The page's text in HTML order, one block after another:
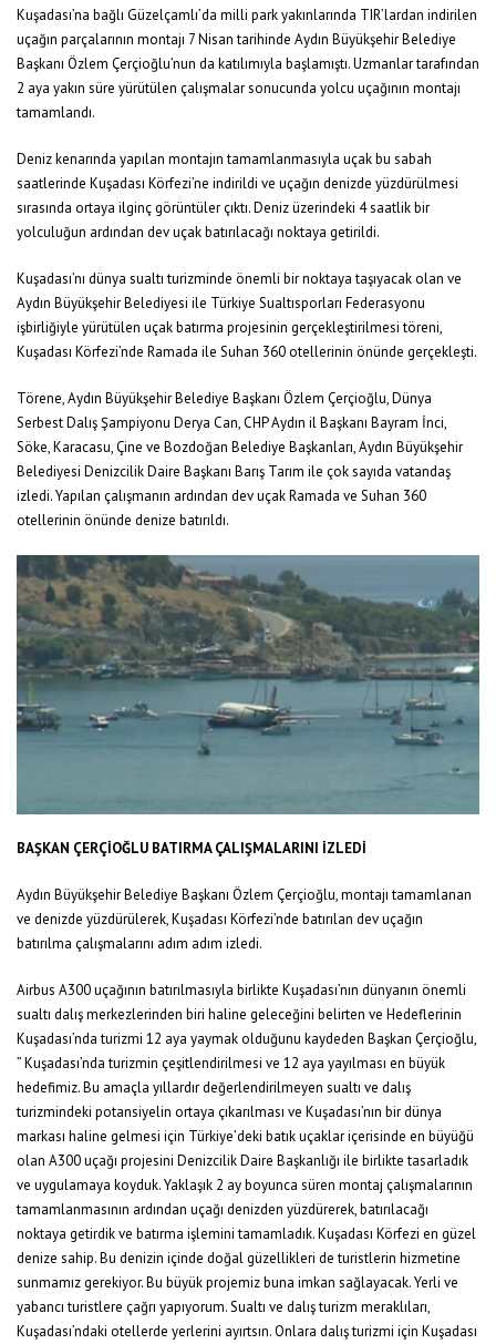
Kuşadası’na bağlı Güzelçamlı’da milli park yakınlarında TIR’lardan indirilen
uçağın parçalarının montajı 7 Nisan tarihinde Aydın Büyükşehir Belediye
Başkanı Özlem Çerçioğlu’nun da katılımıyla başlamıştı. Uzmanlar tarafından
2 aya yakın süre yürütülen çalışmalar sonucunda yolcu uçağının montajı
tamamlandı.
Deniz kenarında yapılan montajın tamamlanmasıyla uçak bu sabah
saatlerinde Kuşadası Körfezi’ne indirildi ve uçağın denizde yüzdürülmesi
sırasında ortaya ilginç görüntüler çıktı. Deniz üzerindeki 4 saatlik bir
yolculuğun ardından dev uçak batırılacağı noktaya getirildi.
Kuşadası’nı dünya sualtı turizminde önemli bir noktaya taşıyacak olan ve
Aydın Büyükşehir Belediyesi ile Türkiye Sualtısporları Federasyonu
işbirliğiyle yürütülen uçak batırma projesinin gerçekleştirilmesi töreni,
Kuşadası Körfezi’nde Ramada ile Suhan 360 otellerinin önünde gerçekleşti.
Törene, Aydın Büyükşehir Belediye Başkanı Özlem Çerçioğlu, Dünya
Serbest Dalış Şampiyonu Derya Can, CHP Aydın il Başkanı Bayram İnci,
Söke, Karacasu, Çine ve Bozdoğan Belediye Başkanları, Aydın Büyükşehir
Belediyesi Denizcilik Daire Başkanı Barış Tarım ile çok sayıda vatandaş
izledi. Yapılan çalışmanın ardından dev uçak Ramada ve Suhan 360
otellerinin önünde denize batırıldı.
BAŞKAN ÇERÇİOĞLU BATIRMA ÇALIŞMALARINI İZLEDİ
Aydın Büyükşehir Belediye Başkanı Özlem Çerçioğlu, montajı tamamlanan
ve denizde yüzdürülerek, Kuşadası Körfezi’nde batırılan dev uçağın
batırılma çalışmalarını adım adım izledi.
Airbus A300 uçağının batırılmasıyla birlikte Kuşadası’nın dünyanın önemli
sualtı dalış merkezlerinden biri haline geleceğini belirten ve Hedeflerinin
Kuşadası’nda turizmi 12 aya yaymak olduğunu kaydeden Başkan Çerçioğlu,
” Kuşadası’nda turizmin çeşitlendirilmesi ve 12 aya yayılması en büyük
hedefimiz. Bu amaçla yıllardır değerlendirilmeyen sualtı ve dalış
turizmindeki potansiyelin ortaya çıkarılması ve Kuşadası’nın bir dünya
markası haline gelmesi için Türkiye’deki batık uçaklar içerisinde en büyüğü
olan A300 uçağı projesini Denizcilik Daire Başkanlığı ile birlikte tasarladık
ve uygulamaya koyduk. Yaklaşık 2 ay boyunca süren montaj çalışmalarının
tamamlanmasının ardından uçağı denizden yüzdürerek, batırılacağı
noktaya getirdik ve batırma işlemini tamamladık. Kuşadası Körfezi en güzel
denize sahip. Bu denizin içinde doğal güzellikleri de turistlerin hizmetine
sunmamız gerekiyor. Bu büyük projemiz buna imkan sağlayacak. Yerli ve
yabancı turistlere çağrı yapıyorum. Sualtı ve dalış turizm meraklıları,
Kuşadası’ndaki otellerde yerlerini ayırtsın. Onlara dalış turizmi için Kuşadası